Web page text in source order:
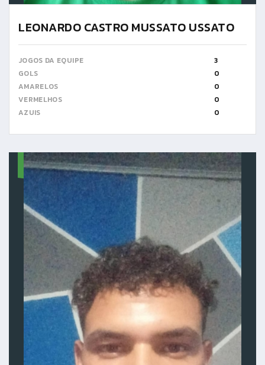
LEONARDO CASTRO MUSSATO USSATO
JOGOS DA EQUIPE
3
GOLS
0
AMARELOS
0
VERMELHOS
0
AZUIS
0
13